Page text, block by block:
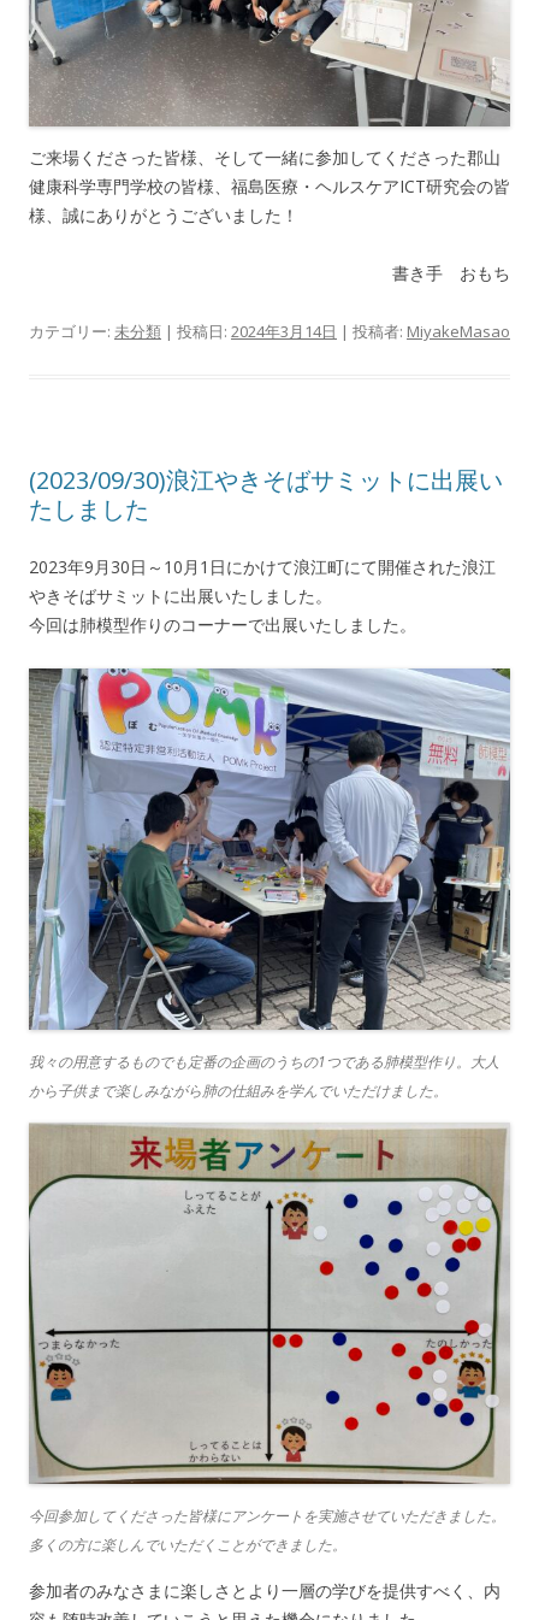
ご来場くださった皆様、そして一緒に参加してくださった郡山
健康科学専門学校の皆様、福島医療・ヘルスケアICT研究会の皆
様、誠にありがとうございました！
書き手 おもち
カテゴリー: 未分類 | 投稿日: 2024年3月14日 | 投稿者: MiyakeMasao
(2023/09/30)浪江やきそばサミットに出展い
たしました
2023年9月30日～10月1日にかけて浪江町にて開催された浪江
やきそばサミットに出展いたしました。
今回は肺模型作りのコーナーで出展いたしました。
我々の用意するものでも定番の企画のうちの1つである肺模型作り。大人
から子供まで楽しみながら肺の仕組みを学んでいただけました。
今回参加してくださった皆様にアンケートを実施させていただきました。
多くの方に楽しんでいただくことができました。
参加者のみなさまに楽しさとより一層の学びを提供すべく、内